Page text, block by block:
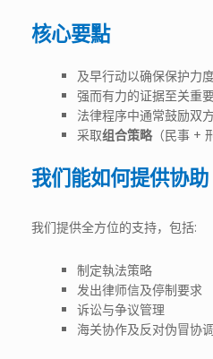
核心要點
及早行动以确保保护力
强而有力的证据至关重
法律程序中通常鼓励双
采取组合策略（民事 +
我们能如何提供协助
我们提供全方位的支持，包括:
制定執法策略
发出律师信及停制要求
诉讼与争议管理
海关协作及反对伪冒协调